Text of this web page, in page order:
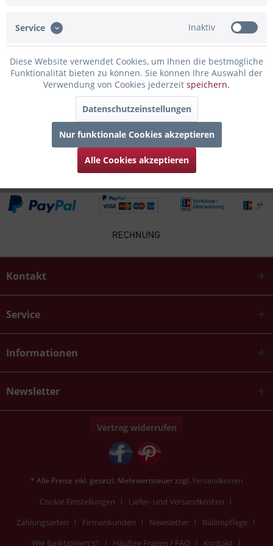
Bewertungen lesen, schreiben und diskutieren...mehr
Infos zum Hersteller
Folgende Infos zum Hersteller sind verfübar......
6
Kontakt
Service
Informationen
Newsletter
Vertrag widerrufen
* Alle Preise inkl. gesetzl. Mehrwertsteuer zzgl. Versandkosten
Cookie Einstellungen
Liefer- und Versandkosten
Zahlungsarten
Firmenkunden Newsletter
Ballonpflege
Wie funktioniert's?
Häufige Fragen / FAQ Kontakt
Service Inaktiv
Diese Website verwendet Cookies, um Ihnen die bestmögliche
Funktionalität bieten zu können. Sie können Ihre Auswahl der
Verwendung von Cookies jederzeit speichern.
Datenschutzeinstellungen
Nur funktionale Cookies akzeptieren
Alle Cookies akzeptieren